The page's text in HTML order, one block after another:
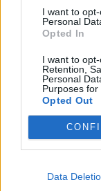
I want to
Personal
Opted In
I want to
Retention,
Personal
Purposes for
Opted Out
Data